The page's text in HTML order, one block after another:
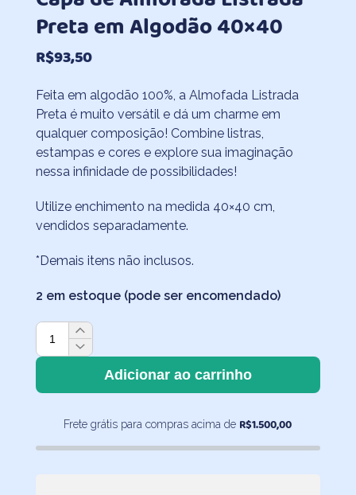
Preta em Algodão 40×40
R$93,50
Feita em algodão 100%, a Almofada Listrada
Preta é muito versátil e dá um charme em
qualquer composição! Combine listras,
estampas e cores e explore sua imaginação
nessa infinidade de possibilidades!
Utilize enchimento na medida 40×40 cm,
vendidos separadamente.
*Demais itens não inclusos.
2 em estoque (pode ser encomendado)
Capa
de
Listrada
Algodão
Adicionar ao carrinho
Frete grátis para compras acima de R$1.500,00